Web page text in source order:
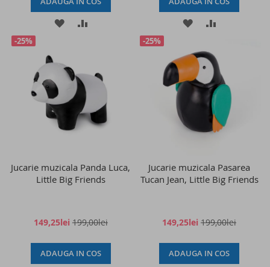
ADAUGATI
LISTA
DE
DORINTE
ADAUGATI
ADAUGATI
LISTA
DE
DORINTE
-25%
Jucarie muzicala Panda Luca,
Little Big Friends
149,25lei 199,00lei
ADAUGA IN COS
-25%
Jucarie muzicala Pasarea
Tucan Jean, Little Big Friends
149,25lei 199,00lei
ADAUGA IN COS